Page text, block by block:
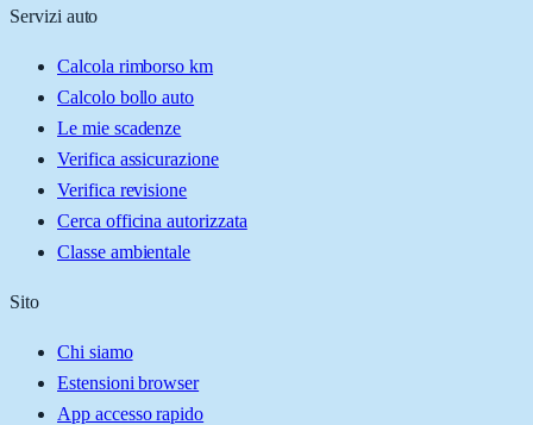
Servizi auto
Calcola rimborso km
Calcolo bollo auto
Le mie scadenze
Verifica assicurazione
Verifica revisione
Cerca officina autorizzata
Classe ambientale
Sito
Chi siamo
Estensioni browser
App accesso rapido